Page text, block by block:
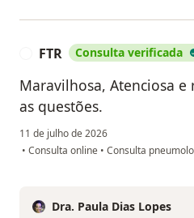
FTR Consulta verificada
Maravilhosa, Atenciosa
as questões.
11 de julho de 2026
• Consulta online • Consulta
Dra. Paula Dias Lopes